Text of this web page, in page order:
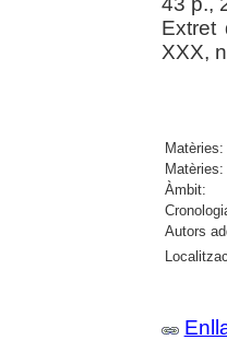
Extret
XXX,
Matèries:
Matèries:
Àmbit:
Autors